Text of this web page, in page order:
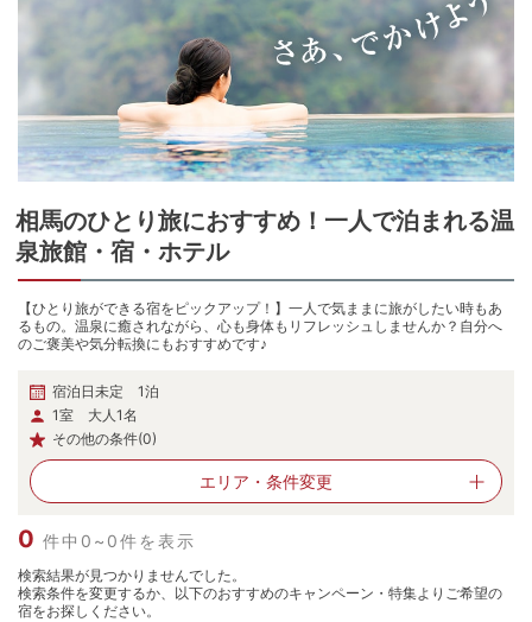
相馬のひとり旅におすすめ！一人で泊まれる温
泉旅館・宿・ホテル
【ひとり旅ができる宿をピックアップ！】一人で気ままに旅がしたい時もあ
るもの。温泉に癒されながら、心も身体もリフレッシュしませんか？自分へ
のご褒美や気分転換にもおすすめです♪
宿泊日未定 1泊
1室 大人1名
その他の条件(0)
エリア・ 条件変更
0 件中0~0件を表示
検索結果が見つかりませんでした。
検索条件を変更するか、以下のおすすめのキャンペーン・特集よりご希望の
宿をお探しください。